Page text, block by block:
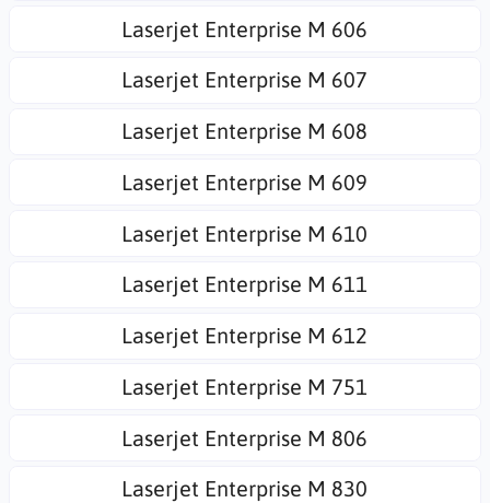
Laserjet Enterprise M 606
Laserjet Enterprise M 607
Laserjet Enterprise M 608
Laserjet Enterprise M 609
Laserjet Enterprise M 610
Laserjet Enterprise M 611
Laserjet Enterprise M 612
Laserjet Enterprise M 751
Laserjet Enterprise M 806
Laserjet Enterprise M 830